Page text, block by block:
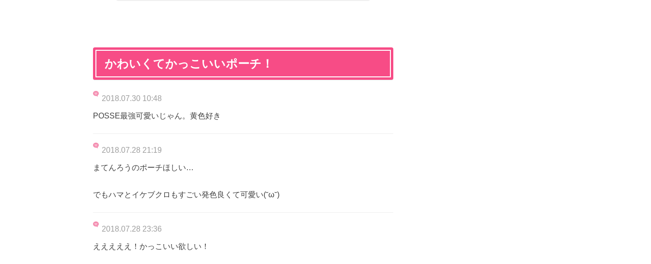
かわいくてかっこいいポーチ！
2018.07.30 10:48
POSSE最強可愛いじゃん。黄色好き
2018.07.28 21:19
まてんろうのポーチほしい…
でもハマとイケブクロもすごい発色良くて可愛い(˘ω˘)
2018.07.28 23:36
えええええ！かっこいい欲しい！